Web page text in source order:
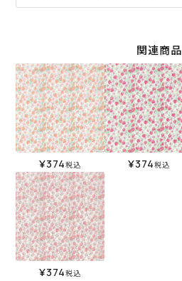
関連商品
¥374税込 ¥374税込
¥374税込